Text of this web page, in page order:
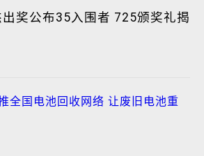
奖公布35入围者 725颁奖礼揭